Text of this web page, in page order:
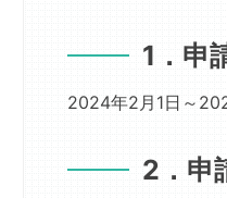
1．申
2024年2月1日～
2．申